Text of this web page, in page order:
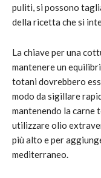
puliti, si possono
della ricetta che si
La chiave per una
mantenere un
totani dovrebbero
modo da sigillare
mantenendo la carne
utilizzare olio
più alto e per
mediterraneo.